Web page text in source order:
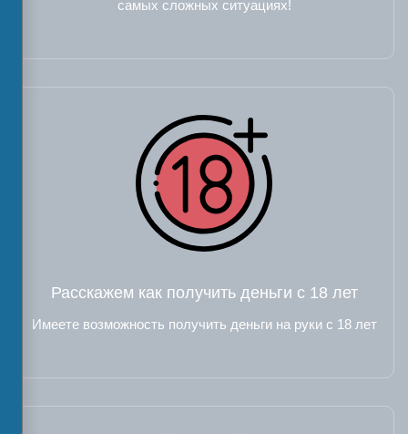
самых сложных ситуациях!
Расскажем как получить деньги с 18 лет
Имеете возможность получить деньги на руки с 18 лет